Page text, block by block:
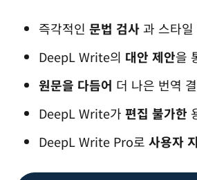
즉각적인 문법 검사과 스타일
DeepL Write의 대안 제안을
원문을 다듬어 더 나은 번역
DeepL Write가 편집 불가한
DeepL Write Pro로 사용자